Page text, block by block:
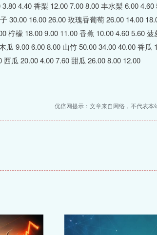
4.40 香梨 12.00 7.00 8.00 丰水梨 6.00 4.60
30.00 16.00 26.00 玫瑰香葡萄 26.00 14.00
柠檬 18.00 9.00 11.00 香蕉 10.00 4.60 5.60 菠
瓜 9.00 6.00 8.00 山竹 50.00 34.00 40.00 香瓜
瓜 20.00 4.00 7.60 甜瓜 26.00 8.00 12.00
优倍网提示：文章来自网络，不代表本